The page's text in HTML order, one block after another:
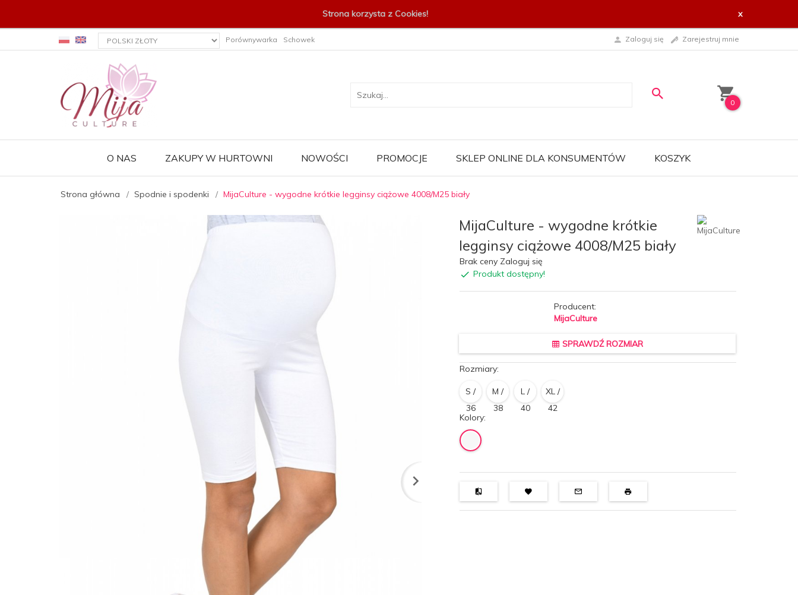
Strona korzysta z Cookies! x
currency_h Porównywarka Schowek Zaloguj się Zarejestruj mnie
0
O NAS ZAKUPY W HURTOWNI NOWOŚCI PROMOCJE SKLEP ONLINE DLA KONSUMENTÓW KOSZYK
Strona główna Spodnie i spodenki MijaCulture - wygodne krótkie legginsy ciążowe 4008/M25 biały
MijaCulture - wygodne krótkie
legginsy ciążowe 4008/M25 biały
Brak ceny Zaloguj się
Produkt dostępny!
Producent:
MijaCulture
SPRAWDŹ ROZMIAR
Rozmiary:
S /
36
M /
38
L /
40
XL /
42
Kolory: